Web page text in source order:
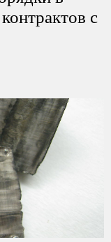
с